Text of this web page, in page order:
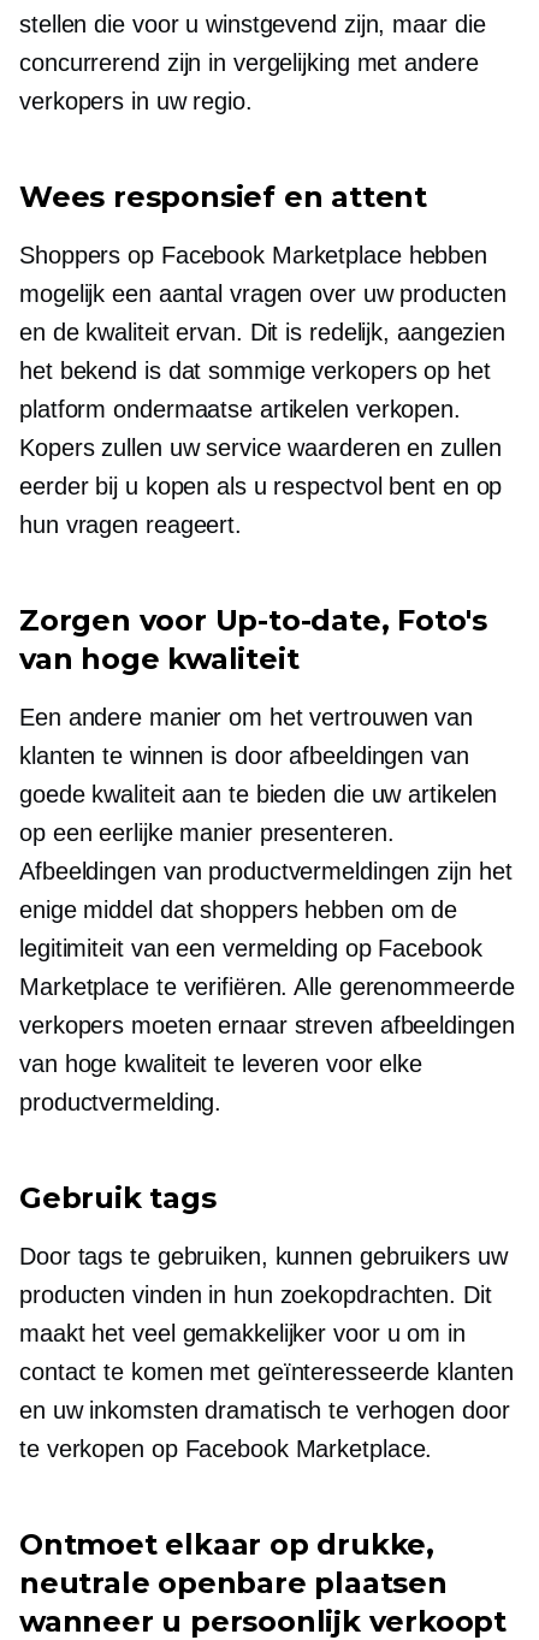
stellen die voor u winstgevend zijn, maar die
concurrerend zijn in vergelijking met andere
verkopers in uw regio.
Wees responsief en attent
Shoppers op Facebook Marketplace hebben
mogelijk een aantal vragen over uw producten
en de kwaliteit ervan. Dit is redelijk, aangezien
het bekend is dat sommige verkopers op het
platform ondermaatse artikelen verkopen.
Kopers zullen uw service waarderen en zullen
eerder bij u kopen als u respectvol bent en op
hun vragen reageert.
Zorgen voor Up-to-date, Foto's
van hoge kwaliteit
Een andere manier om het vertrouwen van
klanten te winnen is door afbeeldingen van
goede kwaliteit aan te bieden die uw artikelen
op een eerlijke manier presenteren.
Afbeeldingen van productvermeldingen zijn het
enige middel dat shoppers hebben om de
legitimiteit van een vermelding op Facebook
Marketplace te verifiëren. Alle gerenommeerde
verkopers moeten ernaar streven afbeeldingen
van hoge kwaliteit te leveren voor elke
productvermelding.
Gebruik tags
Door tags te gebruiken, kunnen gebruikers uw
producten vinden in hun zoekopdrachten. Dit
maakt het veel gemakkelijker voor u om in
contact te komen met geïnteresseerde klanten
en uw inkomsten dramatisch te verhogen door
te verkopen op Facebook Marketplace.
Ontmoet elkaar op drukke,
neutrale openbare plaatsen
wanneer u persoonlijk verkoopt